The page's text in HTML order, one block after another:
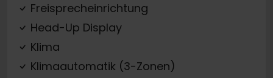
Freisprecheinrichtung
Head-Up Display
Klima
Klimaautomatik (3-Zonen)